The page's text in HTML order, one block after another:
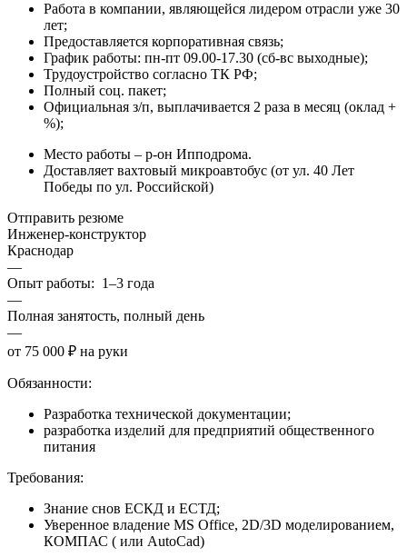
Работа в компании, являющейся лидером отрасли уже 30
лет;
Предоставляется корпоративная связь;
График работы: пн-пт 09.00-17.30 (сб-вс выходные);
Трудоустройство согласно ТК РФ;
Полный соц. пакет;
Официальная з/п, выплачивается 2 раза в месяц (оклад +
%);
Место работы – р-он Ипподрома.
Доставляет вахтовый микроавтобус (от ул. 40 Лет
Победы по ул. Российской)
Отправить резюме
Инженер-конструктор
Краснодар
—
Опыт работы: 1–3 года
—
Полная занятость, полный день
—
от 75 000 ₽ на руки
Обязанности:
Разработка технической документации;
разработка изделий для предприятий общественного
питания
Требования:
Знание снов ЕСКД и ЕСТД;
Уверенное владение MS Office, 2D/3D моделированием,
КОМПАС ( или AutoCad)